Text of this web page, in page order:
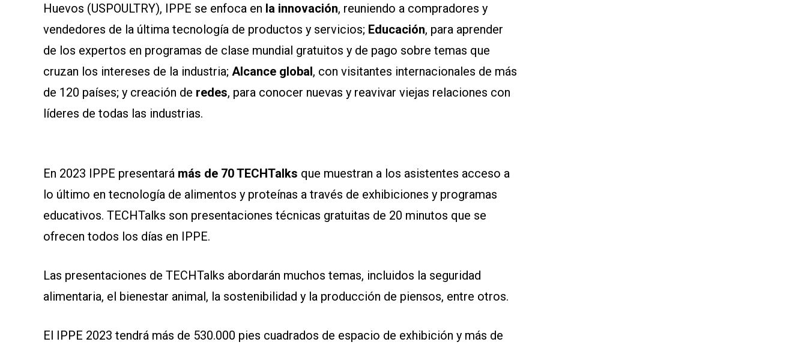
Huevos (USPOULTRY), IPPE se enfoca en la innovación, reuniendo a compradores y
vendedores de la última tecnología de productos y servicios; Educación, para aprender
de los expertos en programas de clase mundial gratuitos y de pago sobre temas que
cruzan los intereses de la industria; Alcance global, con visitantes internacionales de más
de 120 países; y creación de redes, para conocer nuevas y reavivar viejas relaciones con
líderes de todas las industrias.
En 2023 IPPE presentará más de 70 TECHTalks que muestran a los asistentes acceso a
lo último en tecnología de alimentos y proteínas a través de exhibiciones y programas
educativos. TECHTalks son presentaciones técnicas gratuitas de 20 minutos que se
ofrecen todos los días en IPPE.
Las presentaciones de TECHTalks abordarán muchos temas, incluidos la seguridad
alimentaria, el bienestar animal, la sostenibilidad y la producción de piensos, entre otros.
El IPPE 2023 tendrá más de 530.000 pies cuadrados de espacio de exhibición y más de